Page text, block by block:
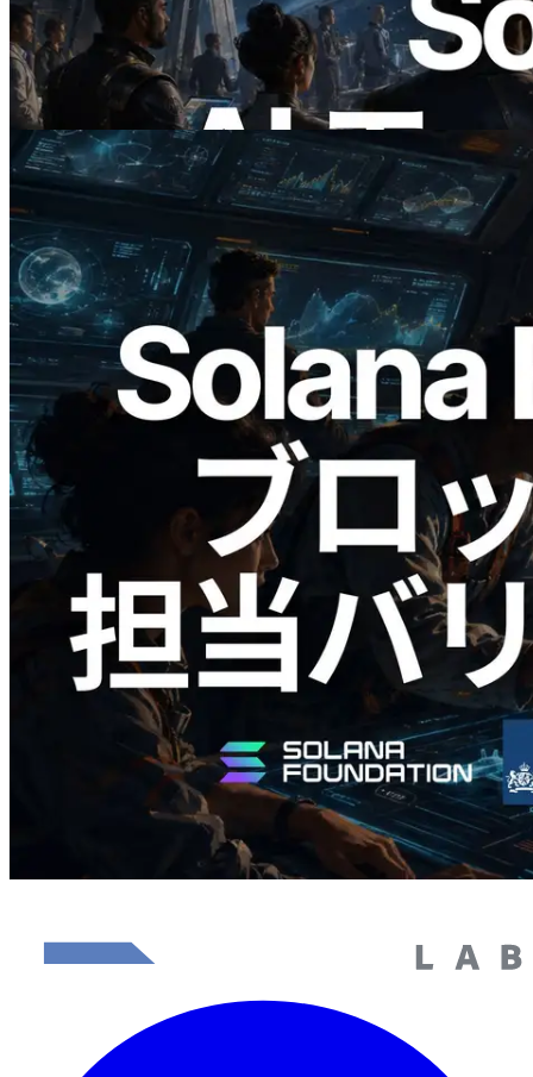
公開 — AI エージェントが必要な API
にその場で支払う時代の幕開け
この記事を読む
2026.05.24
Validators Solutions、Solana ブロックア
ナライザーを公開 — slot 単位のブロッ
ク生成時間と担当バリデータを視覚化
この記事を読む
さらに読み込む